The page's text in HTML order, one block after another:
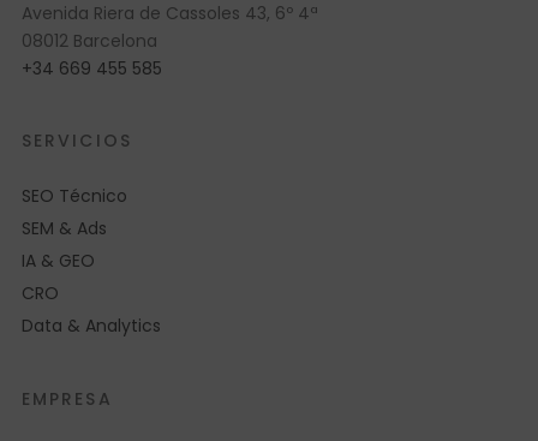
Avenida Riera de Cassoles 43, 6º 4ª
08012 Barcelona
+34 669 455 585
SERVICIOS
SEO Técnico
SEM & Ads
IA & GEO
CRO
Data & Analytics
EMPRESA